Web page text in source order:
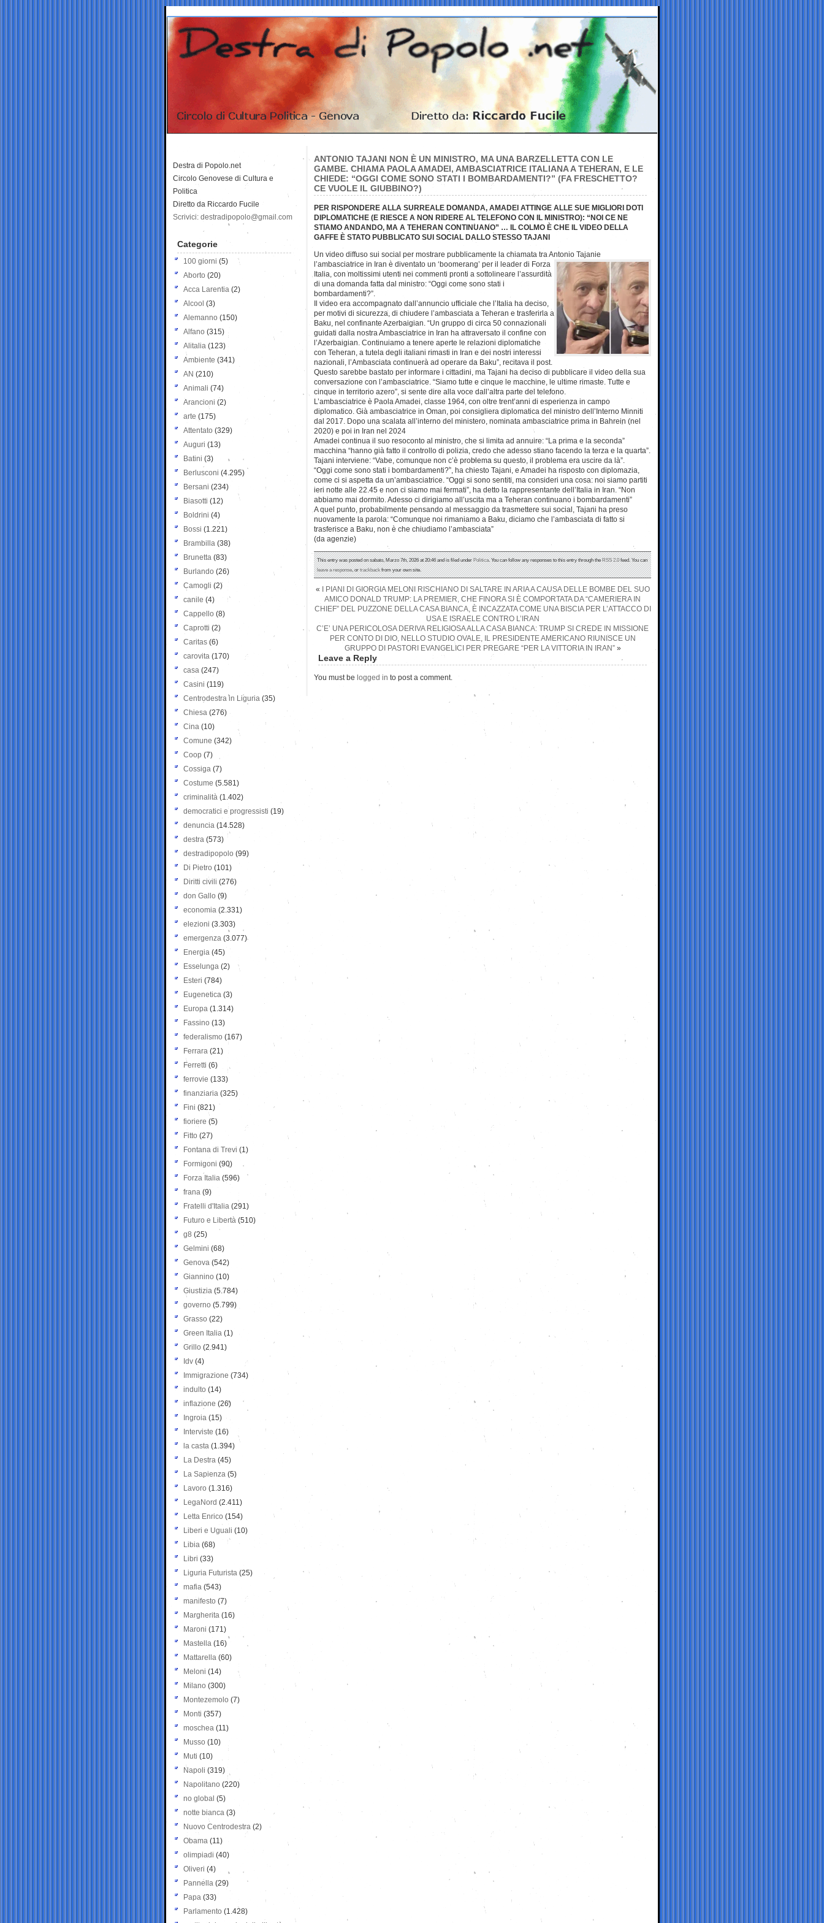
ANTONIO TAJANI NON È UN MINISTRO, MA UNA BARZELLETTA CON LE
GAMBE. CHIAMA PAOLA AMADEI, AMBASCIATRICE ITALIANA A TEHERAN, E LE
CHIEDE: “OGGI COME SONO STATI I BOMBARDAMENTI?” (FA FRESCHETTO?
CE VUOLE IL GIUBBINO?)
PER RISPONDERE ALLA SURREALE DOMANDA, AMADEI ATTINGE ALLE SUE MIGLIORI DOTI
DIPLOMATICHE (E RIESCE A NON RIDERE AL TELEFONO CON IL MINISTRO): “NOI CE NE
STIAMO ANDANDO, MA A TEHERAN CONTINUANO” … IL COLMO È CHE IL VIDEO DELLA
GAFFE È STATO PUBBLICATO SUI SOCIAL DALLO STESSO TAJANI
Un video diffuso sui social per mostrare pubblicamente la chiamata tra Antonio Tajanie
l’ambasciatrice in Iran è diventato un ‘boomerang’ per il leader di Forza
Italia, con moltissimi utenti nei commenti pronti a sottolineare l’assurdità
di una domanda fatta dal ministro: “Oggi come sono stati i
bombardamenti?”.
Il video era accompagnato dall’annuncio ufficiale che l’Italia ha deciso,
per motivi di sicurezza, di chiudere l’ambasciata a Teheran e trasferirla a
Baku, nel confinante Azerbaigian. “Un gruppo di circa 50 connazionali
guidati dalla nostra Ambasciatrice in Iran ha attraversato il confine con
l’Azerbaigian. Continuiamo a tenere aperte le relazioni diplomatiche
con Teheran, a tutela degli italiani rimasti in Iran e dei nostri interessi
nazionali, l’Ambasciata continuerà ad operare da Baku”, recitava il post.
Questo sarebbe bastato per informare i cittadini, ma Tajani ha deciso di pubblicare il video della sua
conversazione con l’ambasciatrice. “Siamo tutte e cinque le macchine, le ultime rimaste. Tutte e
cinque in territorio azero”, si sente dire alla voce dall’altra parte del telefono.
L’ambasciatrice è Paola Amadei, classe 1964, con oltre trent’anni di esperienza in campo
diplomatico. Già ambasciatrice in Oman, poi consigliera diplomatica del ministro dell’Interno Minniti
dal 2017. Dopo una scalata all’interno del ministero, nominata ambasciatrice prima in Bahrein (nel
2020) e poi in Iran nel 2024
Amadei continua il suo resoconto al ministro, che si limita ad annuire: “La prima e la seconda”
macchina “hanno già fatto il controllo di polizia, credo che adesso stiano facendo la terza e la quarta”.
Tajani interviene: “Vabe, comunque non c’è problema su questo, il problema era uscire da là”.
“Oggi come sono stati i bombardamenti?”, ha chiesto Tajani, e Amadei ha risposto con diplomazia,
come ci si aspetta da un’ambasciatrice. “Oggi si sono sentiti, ma consideri una cosa: noi siamo partiti
ieri notte alle 22.45 e non ci siamo mai fermati”, ha detto la rappresentante dell’Italia in Iran. “Non
abbiamo mai dormito. Adesso ci dirigiamo all’uscita ma a Teheran continuano i bombardamenti”
A quel punto, probabilmente pensando al messaggio da trasmettere sui social, Tajani ha preso
nuovamente la parola: “Comunque noi rimaniamo a Baku, diciamo che l’ambasciata di fatto si
trasferisce a Baku, non è che chiudiamo l’ambasciata”
(da agenzie)
This entry was posted on sabato, Marzo 7th, 2026 at 20:46 and is filed underPolitica. You can follow any responses to this entry through theRSS 2.0feed. You can
leave a response, ortrackbackfrom your own site.
«
I PIANI DI GIORGIA MELONI RISCHIANO DI SALTARE IN ARIA A CAUSA DELLE BOMBE DEL SUO
AMICO DONALD TRUMP: LA PREMIER, CHE FINORA SI È COMPORTATA DA “CAMERIERA IN
CHIEF” DEL PUZZONE DELLA CASA BIANCA, È INCAZZATA COME UNA BISCIA PER L’ATTACCO DI
USA E ISRAELE CONTRO L’IRAN
C’E’ UNA PERICOLOSA DERIVA RELIGIOSA ALLA CASA BIANCA: TRUMP SI CREDE IN MISSIONE
PER CONTO DI DIO, NELLO STUDIO OVALE, IL PRESIDENTE AMERICANO RIUNISCE UN
GRUPPO DI PASTORI EVANGELICI PER PREGARE “PER LA VITTORIA IN IRAN”»
Leave a Reply
You must be logged in to post a comment.
Destra di Popolo.net
Circolo Genovese di Cultura e
Politica
Diretto da Riccardo Fucile
Scrivici: destradipopolo@gmail.com
Categorie
100 giorni (5)
Aborto (20)
Acca Larentia (2)
Alcool (3)
Alemanno (150)
Alfano (315)
Alitalia (123)
Ambiente (341)
AN (210)
Animali (74)
Arancioni (2)
arte (175)
Attentato (329)
Auguri (13)
Batini (3)
Berlusconi (4.295)
Bersani (234)
Biasotti (12)
Boldrini (4)
Bossi (1.221)
Brambilla (38)
Brunetta (83)
Burlando (26)
Camogli (2)
canile (4)
Cappello (8)
Caprotti (2)
Caritas (6)
carovita (170)
casa (247)
Casini (119)
Centrodestra in Liguria (35)
Chiesa (276)
Cina (10)
Comune (342)
Coop (7)
Cossiga (7)
Costume (5.581)
criminalità (1.402)
democratici e progressisti (19)
denuncia (14.528)
destra (573)
destradipopolo (99)
Di Pietro (101)
Diritti civili (276)
don Gallo (9)
economia (2.331)
elezioni (3.303)
emergenza (3.077)
Energia (45)
Esselunga (2)
Esteri (784)
Eugenetica (3)
Europa (1.314)
Fassino (13)
federalismo (167)
Ferrara (21)
Ferretti (6)
ferrovie (133)
finanziaria (325)
Fini (821)
fioriere (5)
Fitto (27)
Fontana di Trevi (1)
Formigoni (90)
Forza Italia (596)
frana (9)
Fratelli d'Italia (291)
Futuro e Libertà (510)
g8 (25)
Gelmini (68)
Genova (542)
Giannino (10)
Giustizia (5.784)
governo (5.799)
Grasso (22)
Green Italia (1)
Grillo (2.941)
Idv (4)
Immigrazione (734)
indulto (14)
inflazione (26)
Ingroia (15)
Interviste (16)
la casta (1.394)
La Destra (45)
La Sapienza (5)
Lavoro (1.316)
LegaNord (2.411)
Letta Enrico (154)
Liberi e Uguali (10)
Libia (68)
Libri (33)
Liguria Futurista (25)
mafia (543)
manifesto (7)
Margherita (16)
Maroni (171)
Mastella (16)
Mattarella (60)
Meloni (14)
Milano (300)
Montezemolo (7)
Monti (357)
moschea (11)
Musso (10)
Muti (10)
Napoli (319)
Napolitano (220)
no global (5)
notte bianca (3)
Nuovo Centrodestra (2)
Obama (11)
olimpiadi (40)
Oliveri (4)
Pannella (29)
Papa (33)
Parlamento (1.428)